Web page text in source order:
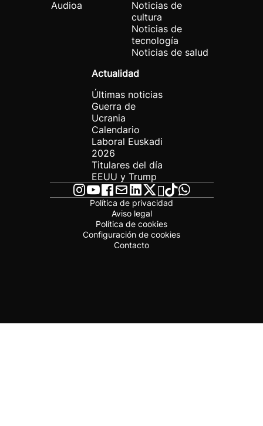
Audioa
Noticias de
cultura
Noticias de
tecnología
Noticias de salud
Actualidad
Últimas noticias
Guerra de
Ucrania
Calendario
Laboral Euskadi
2026
Titulares del día
EEUU y Trump
Política de privacidad
Aviso legal
Política de cookies
Configuración de cookies
Contacto